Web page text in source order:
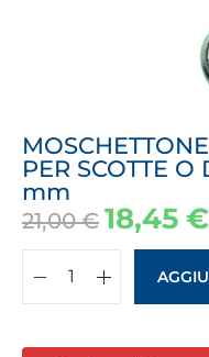
PER SCOTTE
mm
21,00€ 18,45 €